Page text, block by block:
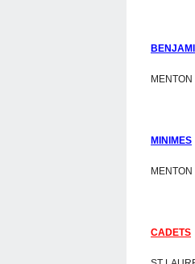
MINIMES
CADETS